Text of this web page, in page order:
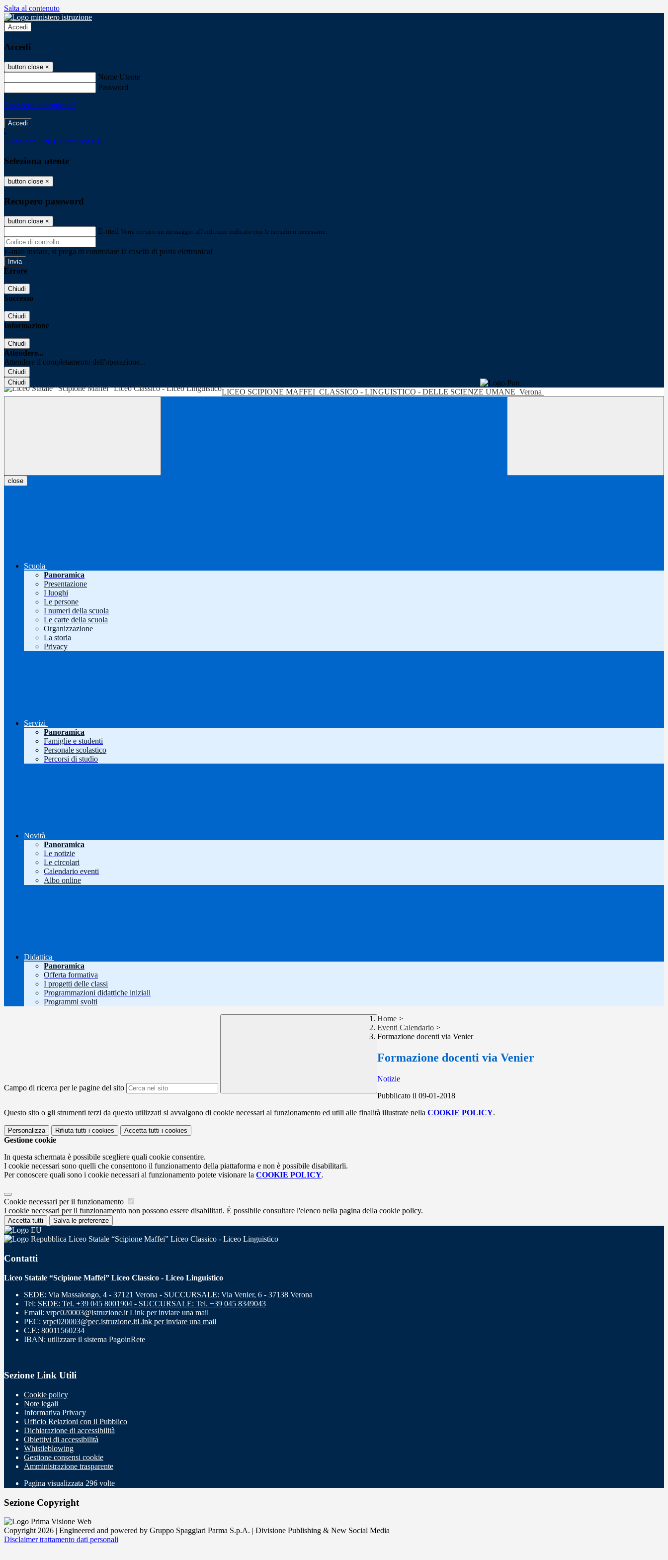
Salta al contenuto
Accedi
Accedi
button close ×
Nome Utente
Password
Password dimenticata?
-
Entra con SPID Entra con CIE
Seleziona utente
button close ×
Recupero password
button close ×
E-mail Verrà inviato un messaggio all'indirizzo indicato con le istruzioni necessarie.
E-mail inviata, si prega di controllare la casella di posta elettronica!
Errore
Chiudi
Successo
Chiudi
Informazione
Chiudi
Attendere...
Attendere il completamento dell'operazione...
Chiudi
Chiudi
LICEO SCIPIONE MAFFEI CLASSICO - LINGUISTICO - DELLE SCIENZE UMANE Verona
close
Scuola
Panoramica
Presentazione
I luoghi
Le persone
I numeri della scuola
Le carte della scuola
Organizzazione
La storia
Privacy
Servizi
Panoramica
Famiglie e studenti
Personale scolastico
Percorsi di studio
Novità
Panoramica
Le notizie
Le circolari
Calendario eventi
Albo online
Didattica
Panoramica
Offerta formativa
I progetti delle classi
Programmazioni didattiche iniziali
Programmi svolti
Campo di ricerca per le pagine del sito
Home >
Eventi Calendario >
Formazione docenti via Venier
Formazione docenti via Venier
Notizie
Pubblicato il 09-01-2018
Questo sito o gli strumenti terzi da questo utilizzati si avvalgono di cookie necessari al funzionamento ed utili alle finalità illustrate nella COOKIE POLICY.
Personalizza Rifiuta tutti i cookies Accetta tutti i cookies
Gestione cookie
In questa schermata è possibile scegliere quali cookie consentire.
I cookie necessari sono quelli che consentono il funzionamento della piattaforma e non è possibile disabilitarli.
Per conoscere quali sono i cookie necessari al funzionamento potete visionare la COOKIE POLICY.
Cookie necessari per il funzionamento
I cookie necessari per il funzionamento non possono essere disabilitati. È possibile consultare l'elenco nella pagina della cookie policy.
Accetta tutti Salva le preferenze
Liceo Statale “Scipione Maffei” Liceo Classico - Liceo Linguistico
Contatti
Liceo Statale “Scipione Maffei” Liceo Classico - Liceo Linguistico
SEDE: Via Massalongo, 4 - 37121 Verona - SUCCURSALE: Via Venier, 6 - 37138 Verona
Tel: SEDE: Tel. +39 045 8001904 - SUCCURSALE: Tel. +39 045 8349043
Email: vrpc020003@istruzione.it Link per inviare una mail
PEC: vrpc020003@pec.istruzione.itLink per inviare una mail
C.F.: 80011560234
IBAN: utilizzare il sistema PagoinRete
Sezione Link Utili
Cookie policy
Note legali
Informativa Privacy
Ufficio Relazioni con il Pubblico
Dichiarazione di accessibilità
Obiettivi di accessibilità
Whistleblowing
Gestione consensi cookie
Amministrazione trasparente
Pagina visualizzata 296 volte
Sezione Copyright
Copyright 2026 | Engineered and powered by Gruppo Spaggiari Parma S.p.A. | Divisione Publishing & New Social Media
Disclaimer trattamento dati personali